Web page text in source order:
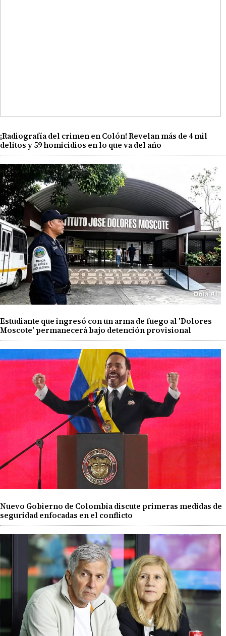
¡Radiografía del crimen en Colón! Revelan más de 4 mil
delitos y 59 homicidios en lo que va del año
Estudiante que ingresó con un arma de fuego al 'Dolores
Moscote' permanecerá bajo detención provisional
Nuevo Gobierno de Colombia discute primeras medidas de
seguridad enfocadas en el conflicto